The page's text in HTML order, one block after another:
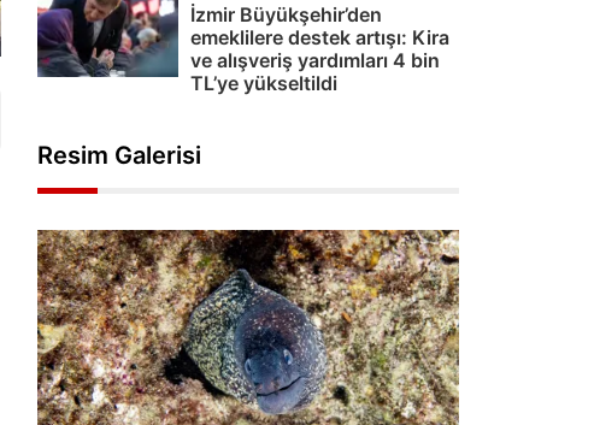
İzmir Büyükşehir’den
emeklilere destek artışı: Kira
ve alışveriş yardımları 4 bin
TL’ye yükseltildi
Resim Galerisi